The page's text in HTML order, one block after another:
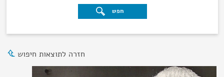
חפש
חזרה לתוצאות חיפוש